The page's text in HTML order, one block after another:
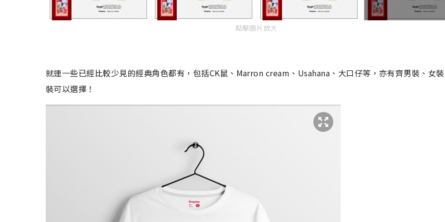
點擊圖片放大
就連一些已經比較少見的經典角色都有，包括CK鼠、Marron cream、Usahana、大口仔等，亦有齊男裝、女
裝可以選擇！